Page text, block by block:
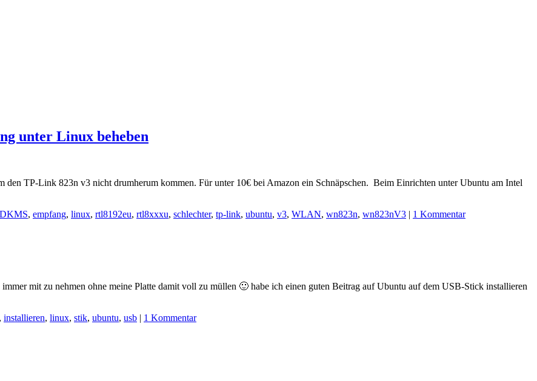
unter Linux beheben
TP-Link 823n v3 nicht drumherum kommen. Für unter 10€ bei Amazon ein Schnäpschen. Beim Einrichten unter Ubuntu am Intel
DKMS, empfang, linux, rtl8192eu, rtl8xxxu, schlechter, tp-link, ubuntu, v3, WLAN, wn823n, wn823nV3 | 1 Kommentar
mit zu nehmen ohne meine Platte damit voll zu müllen 🙂 habe ich einen guten Beitrag auf Ubuntu auf dem USB-Stick installieren
, installieren, linux, stik, ubuntu, usb | 1 Kommentar